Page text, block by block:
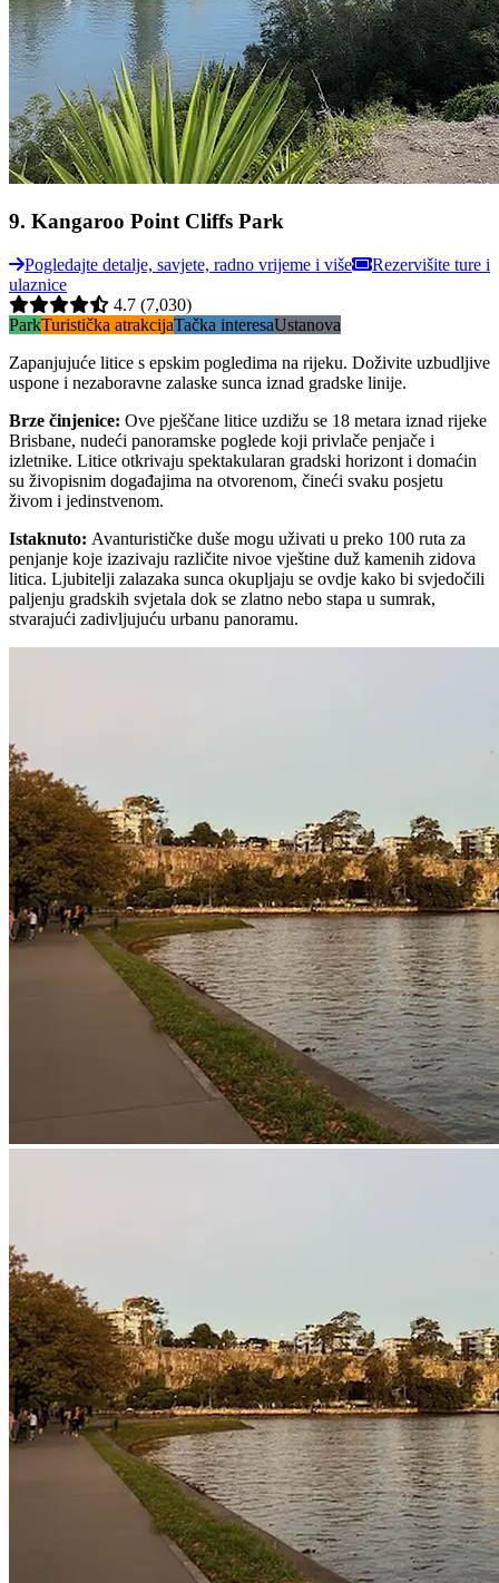
9. Kangaroo Point Cliffs Park
Pogledajte detalje, savjete, radno vrijeme i više
Rezervišite ture i
ulaznice
4.7 (7,030)
ParkTuristička atrakcijaTačka interesaUstanova
Zapanjujuće litice s epskim pogledima na rijeku. Doživite uzbudljive
uspone i nezaboravne zalaske sunca iznad gradske linije.
Brze činjenice: Ove pješčane litice uzdižu se 18 metara iznad rijeke
Brisbane, nudeći panoramske poglede koji privlače penjače i
izletnike. Litice otkrivaju spektakularan gradski horizont i domaćin
su živopisnim događajima na otvorenom, čineći svaku posjetu
živom i jedinstvenom.
Istaknuto: Avanturističke duše mogu uživati u preko 100 ruta za
penjanje koje izazivaju različite nivoe vještine duž kamenih zidova
litica. Ljubitelji zalazaka sunca okupljaju se ovdje kako bi svjedočili
paljenju gradskih svjetala dok se zlatno nebo stapa u sumrak,
stvarajući zadivljujuću urbanu panoramu.